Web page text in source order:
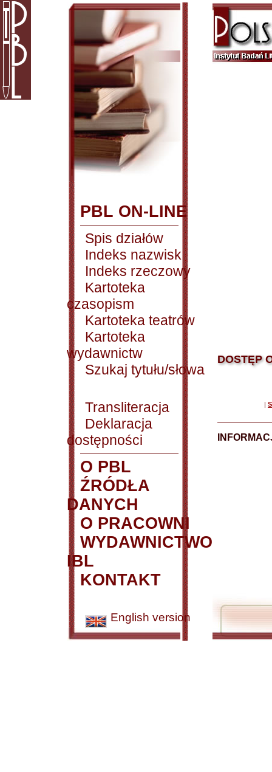
PBL ON-LINE
Spis działów
Indeks nazwisk
Indeks rzeczowy
Kartoteka
czasopism
Kartoteka teatrów
Kartoteka
wydawnictw
Szukaj tytułu/słowa
Transliteracja
Deklaracja
dostępności
O PBL
ŹRÓDŁA
DANYCH
O PRACOWNI
WYDAWNICTWO
IBL
KONTAKT
English version
DOSTĘP
|